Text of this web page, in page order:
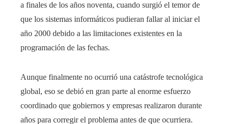
a finales de los años noventa, cuando surgió el temor de
que los sistemas informáticos pudieran fallar al iniciar el
año 2000 debido a las limitaciones existentes en la
programación de las fechas.
Aunque finalmente no ocurrió una catástrofe tecnológica
global, eso se debió en gran parte al enorme esfuerzo
coordinado que gobiernos y empresas realizaron durante
años para corregir el problema antes de que ocurriera.